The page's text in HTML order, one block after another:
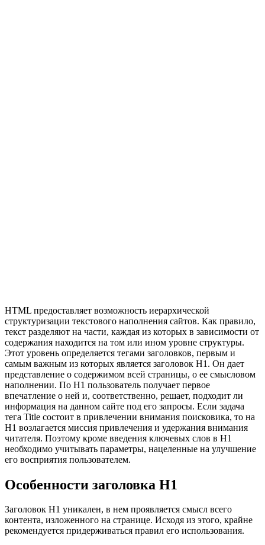
HTML предоставляет возможность иерархической
структуризации текстового наполнения сайтов. Как правило,
текст разделяют на части, каждая из которых в зависимости от
содержания находится на том или ином уровне структуры.
Этот уровень определяется тегами заголовков, первым и
самым важным из которых является заголовок H1. Он дает
представление о содержимом всей страницы, о ее смысловом
наполнении. По H1 пользователь получает первое
впечатление о ней и, соответственно, решает, подходит ли
информация на данном сайте под его запросы. Если задача
тега Title состоит в привлечении внимания поисковика, то на
H1 возлагается миссия привлечения и удержания внимания
читателя. Поэтому кроме введения ключевых слов в H1
необходимо учитывать параметры, нацеленные на улучшение
его восприятия пользователем.
Особенности заголовка H1
Заголовок H1 уникален, в нем проявляется смысл всего
контента, изложенного на странице. Исходя из этого, крайне
рекомендуется придерживаться правил его использования.